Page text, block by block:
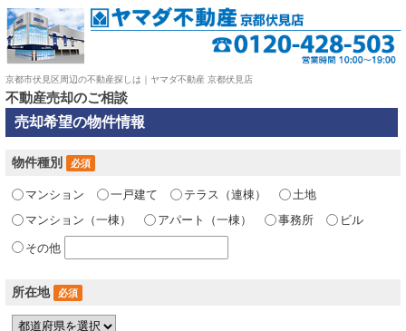
京都市伏見区周辺の不動産探しは｜ヤマダ不動産 京都伏見店
不動産売却のご相談
売却希望の物件情報
物件種別 必須
マンション 一戸建て テラス（連棟）
土地
マンション（一棟）
アパート（一棟） 事務所 ビル
その他
所在地 必須